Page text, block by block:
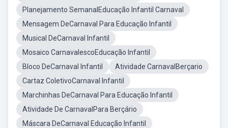
Planejamento SemanalEducação Infantil Carnaval
Mensagem DeCarnaval Para Educação Infantil
Musical DeCarnaval Infantil
Mosaico CarnavalescoEducação Infantil
Bloco DeCarnaval Infantil
Atividade CarnavalBerçario
Cartaz ColetivoCarnaval Infantil
Marchinhas DeCarnaval Para Educação Infantil
Atividade De CarnavalPara Berçário
Máscara DeCarnaval Educação Infantil